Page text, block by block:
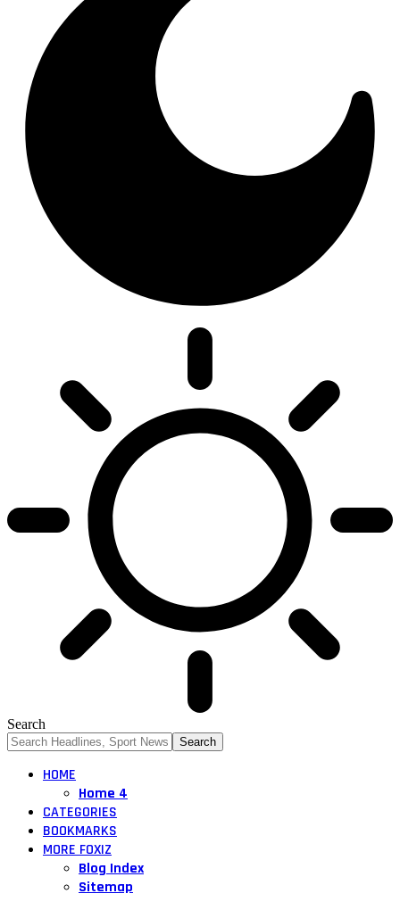
Search
HOME
Home 4
CATEGORIES
BOOKMARKS
MORE FOXIZ
Blog Index
Sitemap